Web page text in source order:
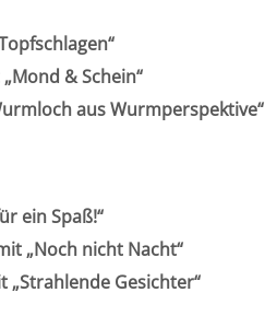
& Schein“
aus Wurmperspektive“
ein Spaß!“
„Noch nicht Nacht“
„Strahlende Gesichter“